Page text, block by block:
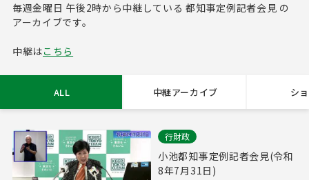
毎週金曜日 午後2時から中継している 都知事定例記者会見 の
アーカイブです。
中継はこちら
ALL 中継アーカイブ シ
行財政
小池都知事定例記者会見(令和
8年7月31日)